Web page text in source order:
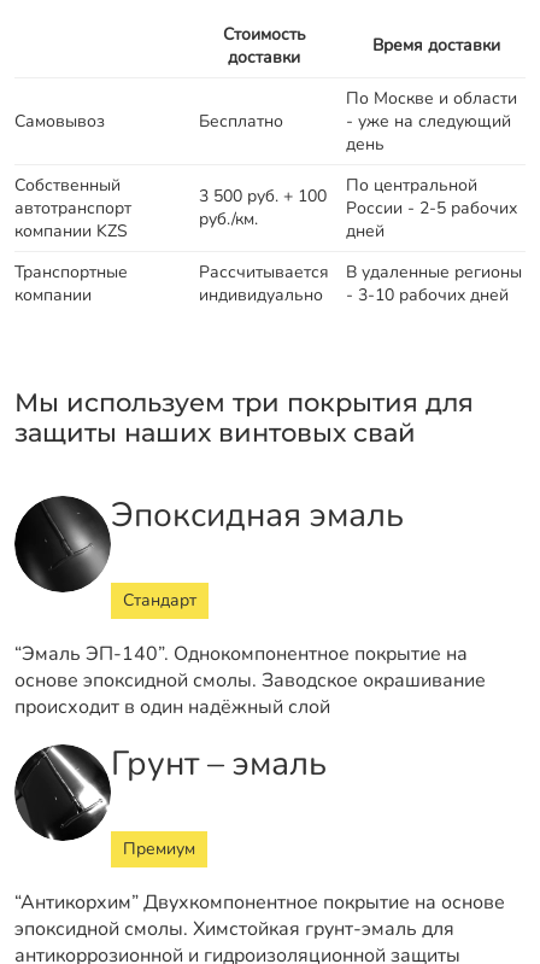
Стоимость
доставки
Время доставки
Самовывоз Бесплатно
По Москве и области
- уже на следующий
день
Собственный
автотранспорт
компании KZS
3 500 руб. + 100
руб./км.
По центральной
России - 2-5 рабочих
дней
Транспортные
компании
Рассчитывается
индивидуально
В удаленные регионы
- 3-10 рабочих дней
Мы используем три покрытия для
защиты наших винтовых свай
Эпоксидная эмаль
Стандарт
“Эмаль ЭП-140”. Однокомпонентное покрытие на
основе эпоксидной смолы. Заводское окрашивание
происходит в один надёжный слой
Грунт – эмаль
Премиум
“Антикорхим” Двухкомпонентное покрытие на основе
эпоксидной смолы. Химстойкая грунт-эмаль для
антикоррозионной и гидроизоляционной защиты